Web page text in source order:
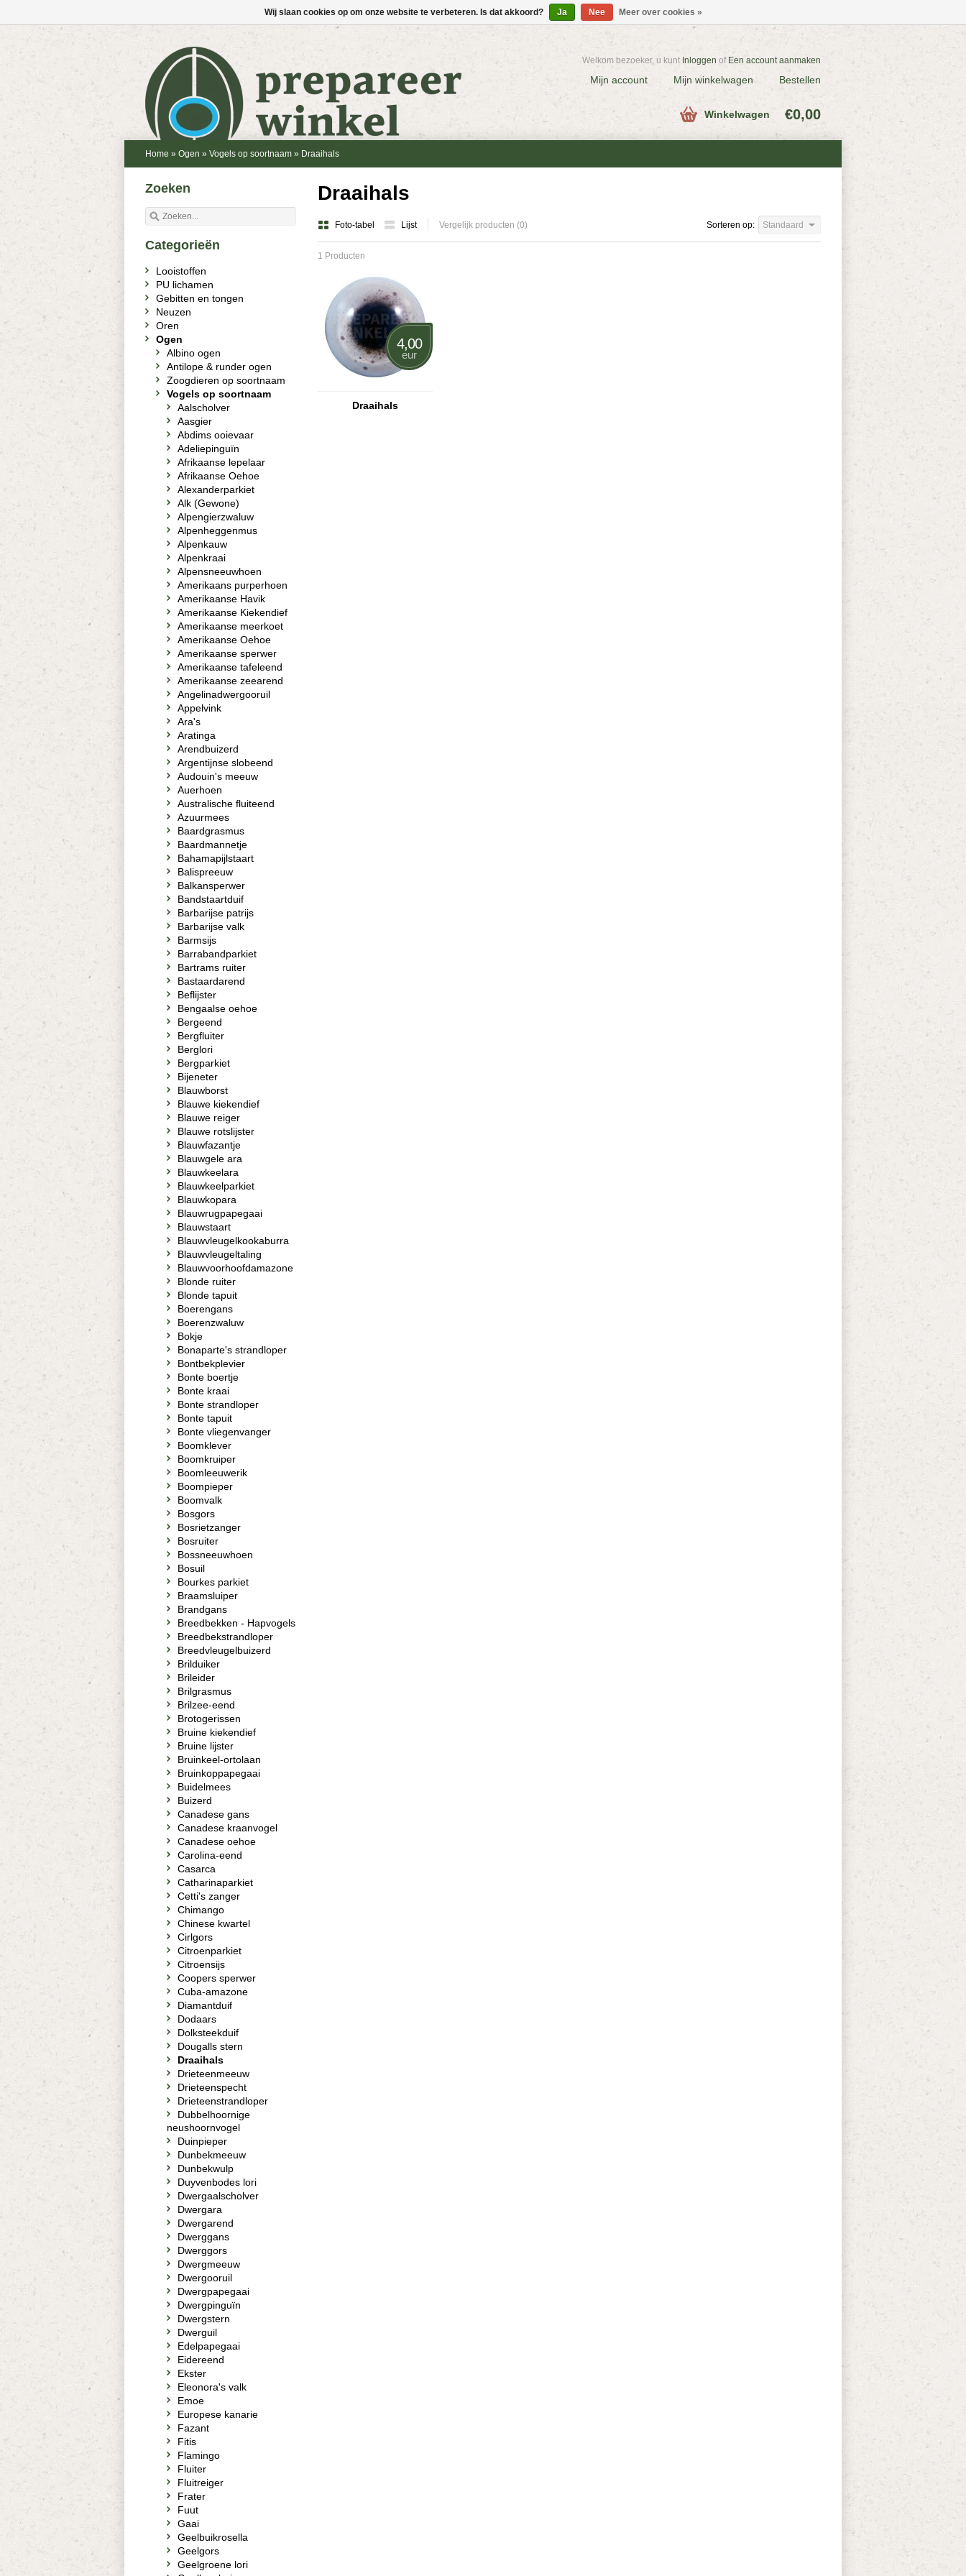
Welkom bezoeker, u kunt Inloggen of Een account aanmaken
Mijn account Mijn winkelwagen Bestellen
Winkelwagen €0,00
Home » Ogen » Vogels op soortnaam » Draaihals
Draaihals
Foto-tabel Lijst Vergelijk producten (0) Sorteren op: Standaard
1 Producten
4,00
eur
Draaihals
Zoeken
Categorieën
Looistoffen
PU lichamen
Gebitten en tongen
Neuzen
Oren
Ogen
Albino ogen
Antilope & runder ogen
Zoogdieren op soortnaam
Vogels op soortnaam
Aalscholver
Aasgier
Abdims ooievaar
Adeliepinguïn
Afrikaanse lepelaar
Afrikaanse Oehoe
Alexanderparkiet
Alk (Gewone)
Alpengierzwaluw
Alpenheggenmus
Alpenkauw
Alpenkraai
Alpensneeuwhoen
Amerikaans purperhoen
Amerikaanse Havik
Amerikaanse Kiekendief
Amerikaanse meerkoet
Amerikaanse Oehoe
Amerikaanse sperwer
Amerikaanse tafeleend
Amerikaanse zeearend
Angelinadwergooruil
Appelvink
Ara's
Aratinga
Arendbuizerd
Argentijnse slobeend
Audouin's meeuw
Auerhoen
Australische fluiteend
Azuurmees
Baardgrasmus
Baardmannetje
Bahamapijlstaart
Balispreeuw
Balkansperwer
Bandstaartduif
Barbarijse patrijs
Barbarijse valk
Barmsijs
Barrabandparkiet
Bartrams ruiter
Bastaardarend
Beflijster
Bengaalse oehoe
Bergeend
Bergfluiter
Berglori
Bergparkiet
Bijeneter
Blauwborst
Blauwe kiekendief
Blauwe reiger
Blauwe rotslijster
Blauwfazantje
Blauwgele ara
Blauwkeelara
Blauwkeelparkiet
Blauwkopara
Blauwrugpapegaai
Blauwstaart
Blauwvleugelkookaburra
Blauwvleugeltaling
Blauwvoorhoofdamazone
Blonde ruiter
Blonde tapuit
Boerengans
Boerenzwaluw
Bokje
Bonaparte's strandloper
Bontbekplevier
Bonte boertje
Bonte kraai
Bonte strandloper
Bonte tapuit
Bonte vliegenvanger
Boomklever
Boomkruiper
Boomleeuwerik
Boompieper
Boomvalk
Bosgors
Bosrietzanger
Bosruiter
Bossneeuwhoen
Bosuil
Bourkes parkiet
Braamsluiper
Brandgans
Breedbekken - Hapvogels
Breedbekstrandloper
Breedvleugelbuizerd
Brilduiker
Brileider
Brilgrasmus
Brilzee-eend
Brotogerissen
Bruine kiekendief
Bruine lijster
Bruinkeel-ortolaan
Bruinkoppapegaai
Buidelmees
Buizerd
Canadese gans
Canadese kraanvogel
Canadese oehoe
Carolina-eend
Casarca
Catharinaparkiet
Cetti's zanger
Chimango
Chinese kwartel
Cirlgors
Citroenparkiet
Citroensijs
Coopers sperwer
Cuba-amazone
Diamantduif
Dodaars
Dolksteekduif
Dougalls stern
Draaihals
Drieteenmeeuw
Drieteenspecht
Drieteenstrandloper
Dubbelhoornige
neushoornvogel
Duinpieper
Dunbekmeeuw
Dunbekwulp
Duyvenbodes lori
Dwergaalscholver
Dwergara
Dwergarend
Dwerggans
Dwerggors
Dwergmeeuw
Dwergooruil
Dwergpapegaai
Dwergpinguïn
Dwergstern
Dwerguil
Edelpapegaai
Eidereend
Ekster
Eleonora's valk
Emoe
Europese kanarie
Fazant
Fitis
Flamingo
Fluiter
Fluitreiger
Frater
Fuut
Gaai
Geelbuikrosella
Geelgors
Geelgroene lori
Wij slaan cookies op om onze website te verbeteren. Is dat akkoord? Ja Nee Meer over cookies »